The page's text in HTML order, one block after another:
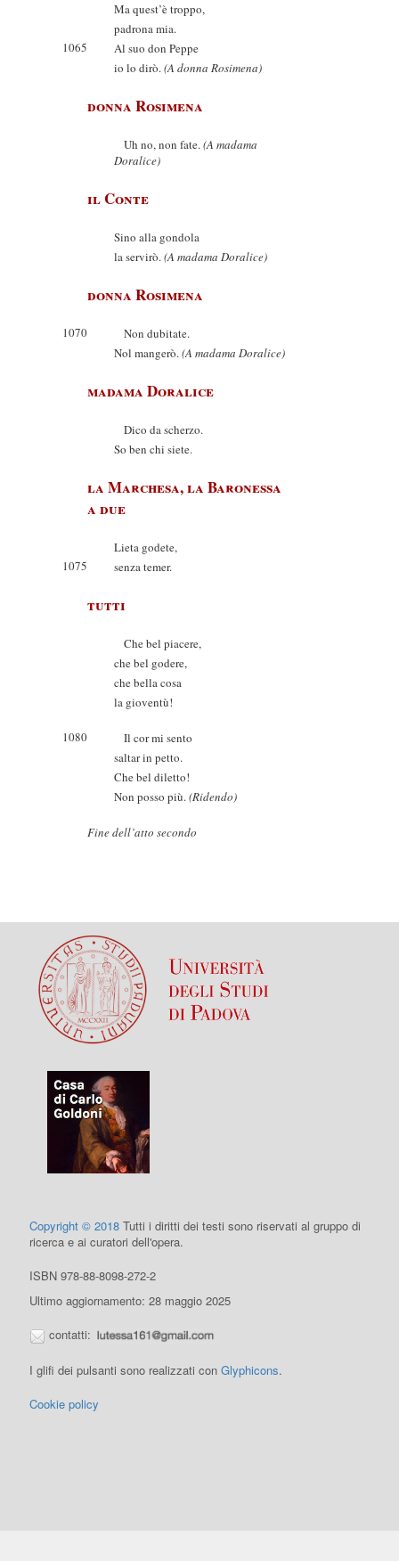
Ma quest’è troppo,
padrona mia.
1065
Al suo don Peppe
io lo dirò.(A donna Rosimena)
donna Rosimena
Uh no, non fate.(A madama
Doralice)
il Conte
Sino alla gondola
la servirò.(A madama Doralice)
donna Rosimena
1070
Non dubitate.
Nol mangerò.(A madama Doralice)
madama Doralice
Dico da scherzo.
So ben chi siete.
la Marchesa, la Baronessa
a due
Lieta godete,
1075
senza temer.
tutti
Che bel piacere,
che bel godere,
che bella cosa
la gioventù!
1080
Il cor mi sento
saltar in petto.
Che bel diletto!
Non posso più.(Ridendo)
Fine dell’atto secondo
Copyright © 2018 Tutti i diritti dei testi sono riservati al gruppo di
ricerca e ai curatori dell'opera.
ISBN 978-88-8098-272-2
Ultimo aggiornamento: 28 maggio 2025
contatti:
I glifi dei pulsanti sono realizzati conGlyphicons.
Cookie policy